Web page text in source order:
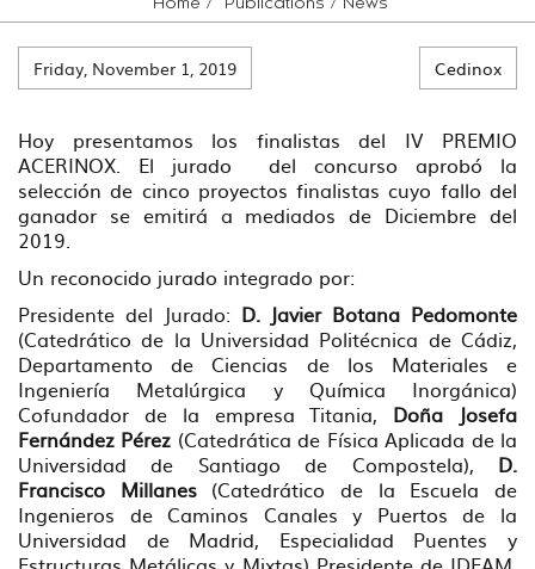
Home Publications News
Friday, November 1, 2019 Cedinox
Hoy presentamos los finalistas del IV PREMIO
ACERINOX. El jurado del concurso aprobó la
selección de cinco proyectos finalistas cuyo fallo del
ganador se emitirá a mediados de Diciembre del
2019.
Un reconocido jurado integrado por:
Presidente del Jurado: D. Javier Botana Pedomonte
(Catedrático de la Universidad Politécnica de Cádiz,
Departamento de Ciencias de los Materiales e
Ingeniería Metalúrgica y Química Inorgánica)
Cofundador de la empresa Titania, Doña Josefa
Fernández Pérez (Catedrática de Física Aplicada de la
Universidad de Santiago de Compostela), D.
Francisco Millanes(Catedrático de la Escuela de
Ingenieros de Caminos Canales y Puertos de la
Universidad de Madrid, Especialidad Puentes y